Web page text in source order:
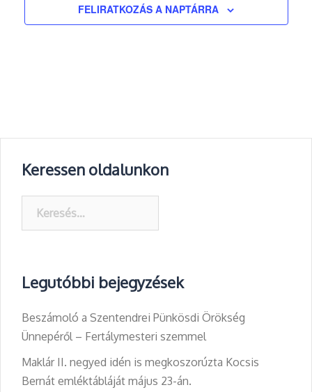
FELIRATKOZÁS A NAPTÁRRA
Keressen oldalunkon
Legutóbbi bejegyzések
Beszámoló a Szentendrei Pünkösdi Örökség
Ünnepéről – Fertálymesteri szemmel
Maklár II. negyed idén is megkoszorúzta Kocsis
Bernát emléktábláját május 23-án.